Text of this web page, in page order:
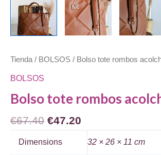
Tienda / BOLSOS / Bolso tote rombos
BOLSOS
Bolso tote rombos
€67.40 El
precio
original
€47.20
precio
actual
Dimensions 32 × 26 × 11 cm